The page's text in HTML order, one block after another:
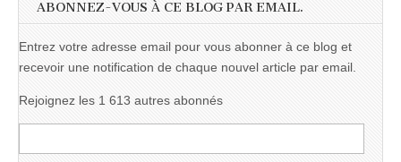
ABONNEZ-VOUS À CE BLOG PAR EMAIL.
Entrez votre adresse email pour vous abonner à ce blog et
recevoir une notification de chaque nouvel article par email.
Rejoignez les 1 613 autres abonnés
e-